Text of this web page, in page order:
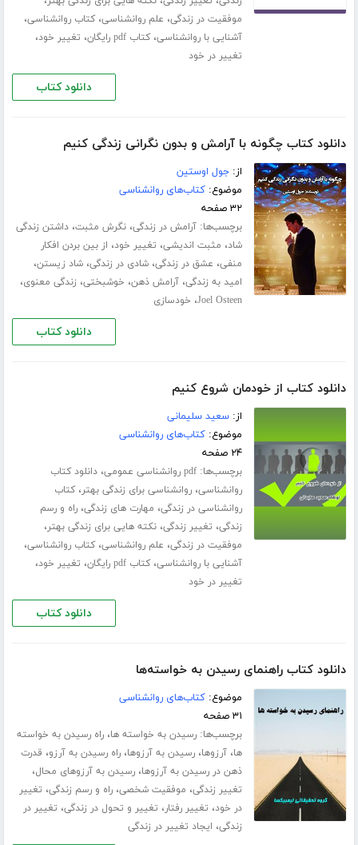
موفقیت در زندگی، علم روانشناسی،کتاب روانشناسی،
آشنایی با روانشناسی،کتاب pdf رایگان ، تغییر خود،
تغییر در خود
دانلود کتاب
دانلود کتاب چگونه با آرامش و بدون نگرانی زندگی کنیم
از:جول اوستین
موضوع:کتاب‌های روانشناسی
۳۲ صفحه
برچسب‌ها:آرامش در زندگی،نگرش مثبت،داشتن زندگی
شاد، مثبت اندیشی، تغییر خود، از بین بردن افکار
منفی، عشق در زندگی،شادی در زندگی،شاد زیستن،
امید به زندگی،آرامش ذهن، خوشبختی، زندگی معنوی،
Joel Osteen، خودسازی
دانلود کتاب
دانلود کتاب از خودمان شروع کنیم
از:سعید سلیمانی
موضوع:کتاب‌های روانشناسی
۲۴ صفحه
برچسب‌ها:pdf روانشناسی عمومی ،دانلود کتاب
روانشناسی،روانشناسی برای زندگی بهتر،کتاب
روانشناسی در زندگی، مهارت های زندگی،راه و رسم
زندگی، تغییر زندگی،نکته هایی برای زندگی بهتر،
موفقیت در زندگی، علم روانشناسی،کتاب روانشناسی،
آشنایی با روانشناسی،کتاب pdf رایگان ، تغییر خود،
تغییر در خود
دانلود کتاب
دانلود کتاب راهنمای رسیدن به خواسته‌ها
موضوع:کتاب‌های روانشناسی
۳۱ صفحه
برچسب‌ها:رسیدن به خواسته ها،راه رسیدن به خواسته
ها،آرزوها،رسیدن به آرزوها،راه رسیدن به آرزو، قدرت
ذهن در رسیدن به آرزوها،رسیدن به آرزوهای محال،
تغییر زندگی، موفقیت شخصی،راه و رسم زندگی، تغییر
در خود، تغییر رفتار، تغییر و تحول در زندگی، تغییر در
زندگی، ایجاد تغییر در زندگی